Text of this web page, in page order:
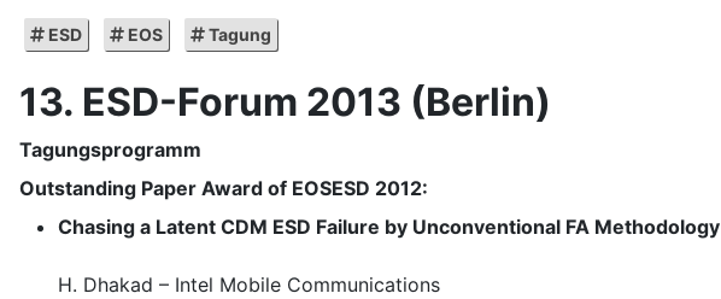
ESD EOS Tagung
13. ESD-Forum 2013 (Berlin)
Tagungsprogramm
Outstanding Paper Award of EOSESD 2012:
Chasing a Latent CDM ESD Failure by Unconventional FA Methodology
H. Dhakad – Intel Mobile Communications